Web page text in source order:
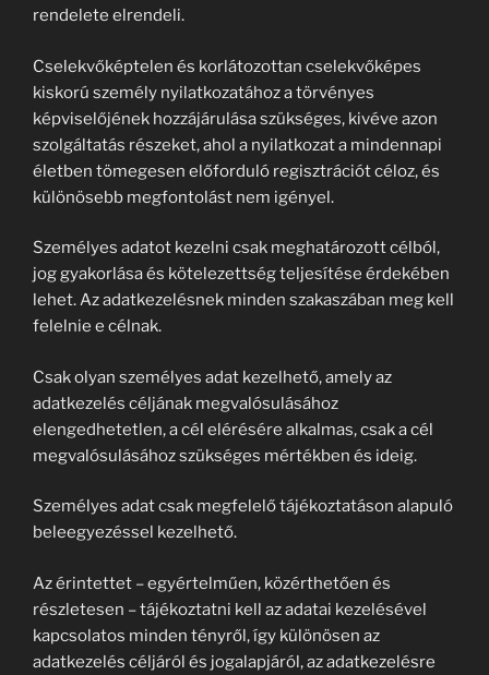
rendelete elrendeli.
Cselekvőképtelen és korlátozottan cselekvőképes
kiskorú személy nyilatkozatához a törvényes
képviselőjének hozzájárulása szükséges, kivéve azon
szolgáltatás részeket, ahol a nyilatkozat a mindennapi
életben tömegesen előforduló regisztrációt céloz, és
különösebb megfontolást nem igényel.
Személyes adatot kezelni csak meghatározott célból,
jog gyakorlása és kötelezettség teljesítése érdekében
lehet. Az adatkezelésnek minden szakaszában meg kell
felelnie e célnak.
Csak olyan személyes adat kezelhető, amely az
adatkezelés céljának megvalósulásához
elengedhetetlen, a cél elérésére alkalmas, csak a cél
megvalósulásához szükséges mértékben és ideig.
Személyes adat csak megfelelő tájékoztatáson alapuló
beleegyezéssel kezelhető.
Az érintettet – egyértelműen, közérthetően és
részletesen – tájékoztatni kell az adatai kezelésével
kapcsolatos minden tényről, így különösen az
adatkezelés céljáról és jogalapjáról, az adatkezelésre